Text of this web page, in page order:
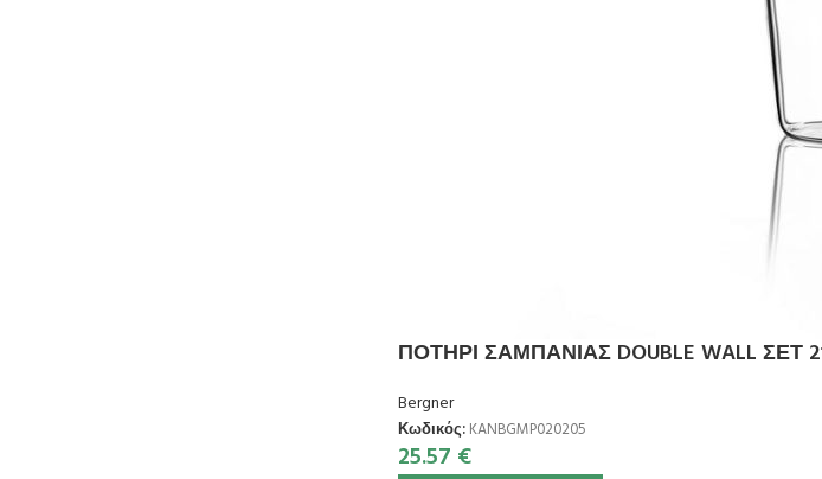
ΠΟΤΗΡΙ ΣΑΜΠΑΝΙΑΣ DOUBLE WALL ΣΕΤ
Bergner
Κωδικός: KANBGMP020205
25.57 €